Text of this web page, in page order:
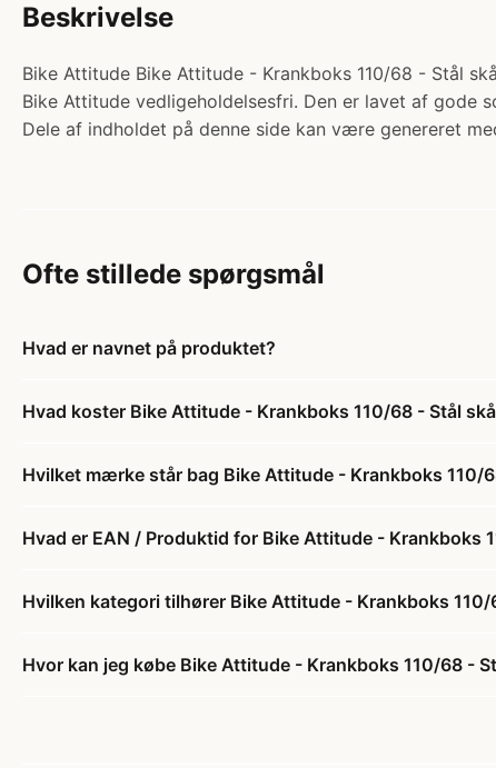
Beskrivelse
Bike Attitude Bike Attitude - Krankboks 110/68 - Stål
Bike Attitude vedligeholdelsesfri. Den er lavet af gode
Dele af indholdet på denne side kan være genereret
Ofte stillede spørgsmål
Hvad er navnet på produktet?
Hvad koster Bike Attitude - Krankboks 110/68 - Stål
Hvilket mærke står bag Bike Attitude - Krankboks 110/
Hvad er EAN / Produktid for Bike Attitude - Krankboks
Hvilken kategori tilhører Bike Attitude - Krankboks 110/
Hvor kan jeg købe Bike Attitude - Krankboks 110/68 -